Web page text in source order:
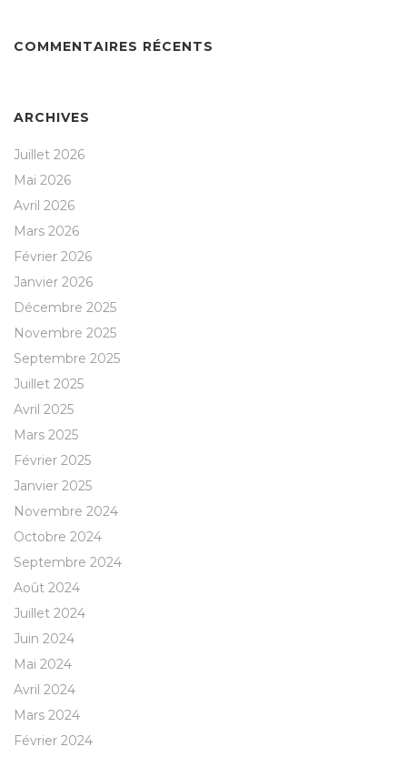
COMMENTAIRES RÉCENTS
ARCHIVES
Juillet 2026
Mai 2026
Avril 2026
Mars 2026
Février 2026
Janvier 2026
Décembre 2025
Novembre 2025
Septembre 2025
Juillet 2025
Avril 2025
Mars 2025
Février 2025
Janvier 2025
Novembre 2024
Octobre 2024
Septembre 2024
Août 2024
Juillet 2024
Juin 2024
Mai 2024
Avril 2024
Mars 2024
Février 2024